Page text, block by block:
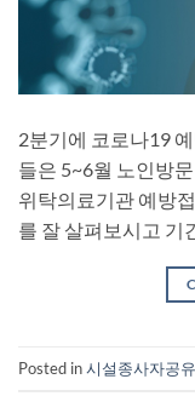
2분기에 코로나19
들은 5~6월 노인방
위탁의료기관 예방
를 잘 살펴보시고 기
Posted in시설종사자공